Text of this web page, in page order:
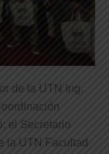
de la UTN Ing.
el Secretario
la UTN Facultad